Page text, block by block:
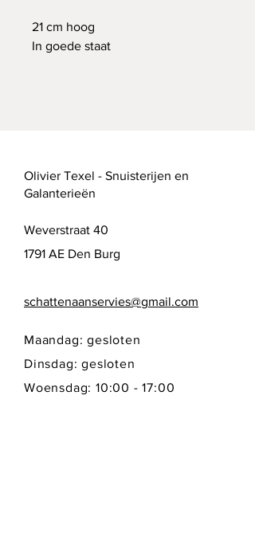
21 cm hoog
In goede staat
Olivier Texel - Snuisterijen en
Galanterieën
Weverstraat 40
1791 AE Den Burg
schattenaanservies@gmail.com
Maandag: gesloten
Dinsdag: gesloten
Woensdag: 10:00 - 17:00